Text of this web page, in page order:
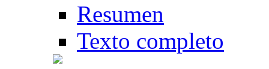
Resumen
Texto completo